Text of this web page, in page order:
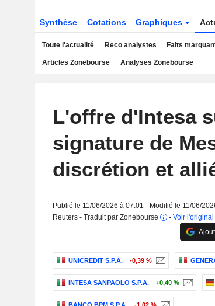
Synthèse Cotations Graphiques
Toute l'actualité Reco analystes Faits
Articles Zonebourse Analyses Zonebourse
L'offre d'Intesa
signature de
discrétion et
Publié le 11/06/2026 à 07:01 - Modifié le 11/06/
Reuters - Traduit par Zonebourse
- Voir l'original
UNICREDIT S.P.A. -0,39 %
INTESA SANPAOLO S.P.A. +0,40 %